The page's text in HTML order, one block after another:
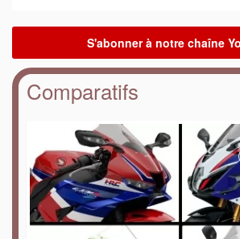
Comparatifs